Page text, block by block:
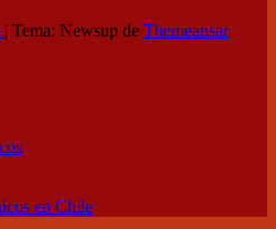
| Tema: Newsup de Themeansar
en Chile